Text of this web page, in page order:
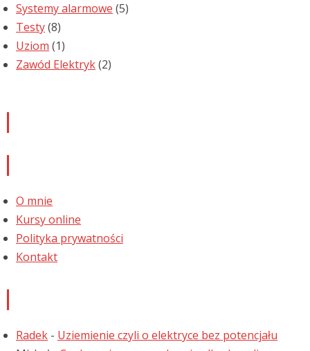
Systemy alarmowe (5)
Testy(8)
Uziom (1)
Zawód Elektryk(2)
O mnie
Kursy online
Polityka prywatności
Kontakt
Radek - Uziemienie czyli o elektryce bez potencjału